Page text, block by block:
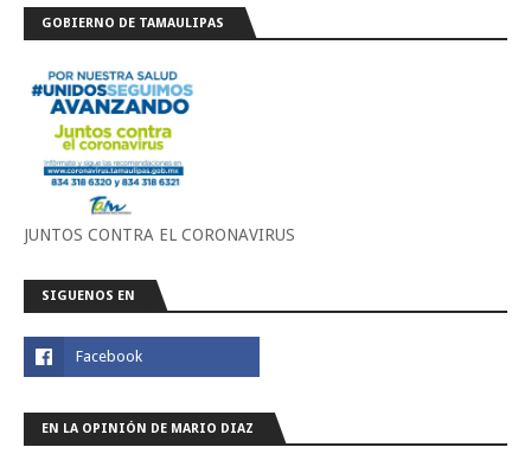
GOBIERNO DE TAMAULIPAS
JUNTOS CONTRA EL CORONAVIRUS
SIGUENOS EN
EN LA OPINIÓN DE MARIO DIAZ